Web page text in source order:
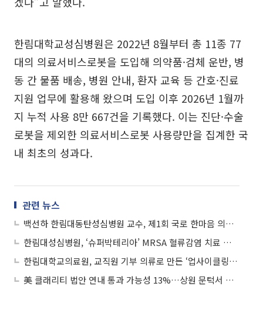
한림대학교성심병원은 2022년 8월부터 총 11종 77
대의 의료서비스로봇을 도입해 의약품·검체 운반, 병
동 간 물품 배송, 병원 안내, 환자 교육 등 간호·진료
지원 업무에 활용해 왔으며 도입 이후 2026년 1월까
지 누적 사용 8만 667건을 기록했다. 이는 진단·수술
로봇을 제외한 의료서비스로봇 사용량만을 집계한 국
내 최초의 성과다.
관련 뉴스
백선하 한림대동탄성심병원 교수, 제1회 국로 한마음 의학상 수상
한림대성심병원, ‘슈퍼박테리아’ MRSA 혈류감염 치료 실패 원인 규명
한림대학교의료원, 교직원 기부 의류로 만든 ‘업사이클링 찜질팩’ 기부
美 클래리티 법안 연내 통과 가능성 13%…상원 문턱서 제동